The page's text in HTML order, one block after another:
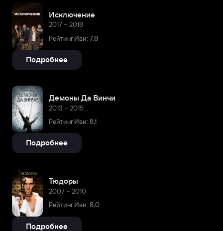
Исключение
2017 – 2018
Рейтинг Иви: 7,8
Подробнее
Демоны Да Винчи
2013 – 2015
Рейтинг Иви: 8,1
Подробнее
Тюдоры
2007 – 2010
Рейтинг Иви: 8,0
Подробнее